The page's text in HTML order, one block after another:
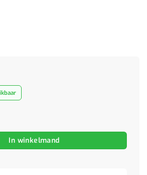
met lade Wit 160 x 200 cm Bewerkt hout
In winkelmand